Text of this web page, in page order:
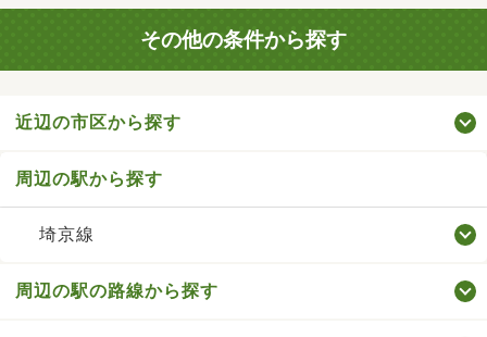
その他の条件から探す
近辺の市区から探す
周辺の駅から探す
埼京線
周辺の駅の路線から探す